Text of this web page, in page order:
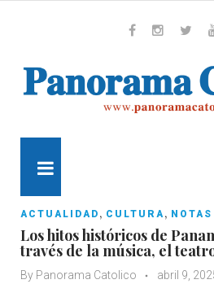
ACTUALIDAD , CULTURA, NOTAS
Los hitos históricos de
través de la música, el
By Panorama Catolico abril 9,